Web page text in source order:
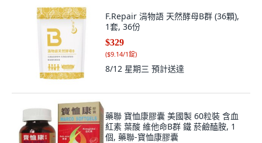
F.Repair 涓物語 天然酵母B群 (36顆),
1套, 36份
$329
($9.14/1錠)
8/12 星期三 預計送達
藥聯 寶恤康膠囊 美國製 60粒裝 含血
紅素 葉酸 維他命B群 鐵 菸鹼醘胺, 1
個, 藥聯-寶恤康膠囊